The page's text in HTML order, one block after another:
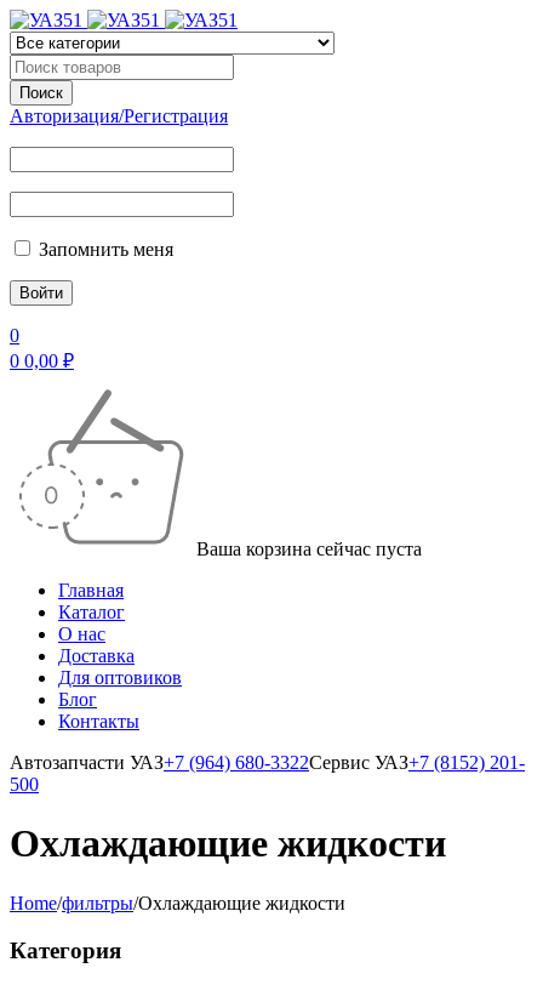
Авторизация/Регистрация
Запомнить меня
0
0 0,00 ₽
Ваша корзина сейчас пуста
Главная
Каталог
О нас
Доставка
Для оптовиков
Блог
Контакты
Автозапчасти УАЗ+7 (964) 680-3322Сервис УАЗ+7 (8152) 201-
500
Охлаждающие жидкости
Home/фильтры/Охлаждающие жидкости
Категория